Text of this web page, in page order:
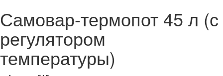
Самовар-термопот 45 л (с
регулятором
температуры)